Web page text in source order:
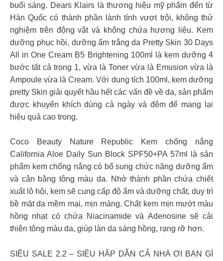
buổi sáng. Dears Klairs là thương hiệu mỹ phẩm đến từ
Hàn Quốc có thành phần lành tính vượt trội, không thử
nghiệm trên động vật và không chứa hương liệu. Kem
dưỡng phục hồi, dưỡng ẩm trắng da Pretty Skin 30 Days
All in One Cream B5 Brightening 100ml là kem dưỡng 4
bước tất cả trong 1, vừa là Toner vừa là Emusion vừa là
Ampoule vừa là Cream. Với dung tích 100ml, kem dưỡng
pretty Skin giải quyết hầu hết các vấn đề về da, sản phẩm
được khuyến khích dùng cả ngày và đêm để mang lại
hiệu quả cao trong.
Coco Beauty Nature Republic Kem chống nắng
California Aloe Daily Sun Block SPF50+PA 57ml là sản
phẩm kem chống nắng có bổ sung chức năng dưỡng ẩm
và cân bằng tông màu da. Nhờ thành phần chứa chiết
xuất lô hội, kem sẽ cung cấp độ ẩm và dưỡng chất, duy trì
bề mặt da mềm mại, mịn màng. Chất kem mịn mướt màu
hồng nhạt có chứa Niacinamide và Adenosine sẽ cải
thiện tông màu da, giúp làn da sáng hồng, rạng rỡ hơn.
SIÊU SALE 2.2 – SIÊU HẤP DẪN CẢ NHÀ ƠI BẠN GÌ